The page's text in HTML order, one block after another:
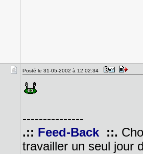
Posté le 31-05-2002 à 12:02:34
---------------
.:: Feed-Back::.
travailler un seul jour